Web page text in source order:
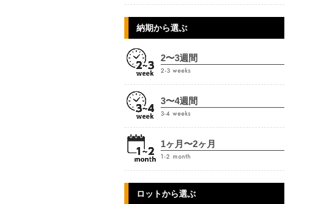
納期から選ぶ
2〜3週間
2-3 weeks
3〜4週間
3-4 weeks
1ヶ月〜2ヶ月
1-2 month
ロットから選ぶ